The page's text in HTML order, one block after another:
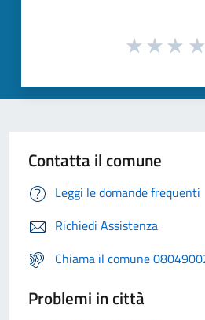
Contatta il comune
Leggi le domande frequenti
Richiedi Assistenza
Chiama il comune
Problemi in città